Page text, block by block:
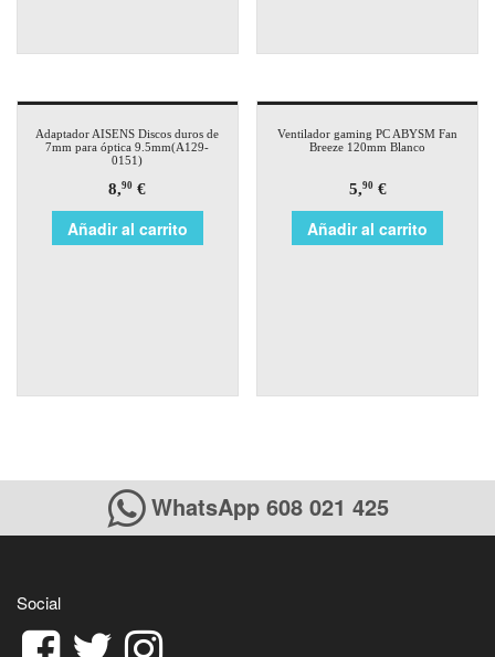
Adaptador AISENS Discos duros de
7mm para óptica 9.5mm(A129-
0151)
8,90 €
Añadir al carrito
Ventilador gaming PC ABYSM Fan
Breeze 120mm Blanco
5,90€
Añadir al carrito
WhatsApp 608 021 425
Social